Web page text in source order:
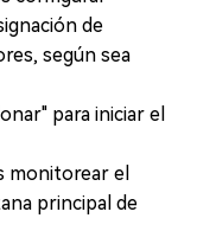
de
según sea
para iniciar el
monitorear el
principal de